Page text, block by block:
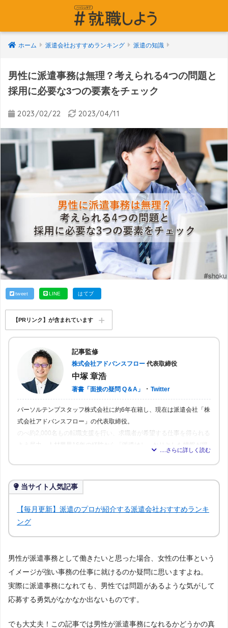
ホーム 派遣会社おすすめランキング 派遣の知識
男性に派遣事務は無理？考えられる4つの問題と
採用に必要な3つの要素をチェック
2023/02/22 2023/04/11
tweet LINE はてブ
【PRリンク】が含まれています
記事監修
株式会社アドバンスフロー 代表取締役
中塚 章浩
著書「面接の疑問 Q＆A」 ・ Twitter
パーソルテンプスタッフ株式会社に約6年在籍し、現在は派遣会社「株
式会社アドバンスフロー」の代表取締役。
のべ約2,000名もの転職支援を行い、求職者が希望する仕事を得られる
当サイト人気記事
【毎月更新】派遣のプロが紹介する派遣会社おすすめランキ
ング
男性が派遣事務として働きたいと思った場合、女性の仕事という
イメージが強い事務の仕事に就けるのか疑問に思いますよね。
実際に派遣事務になれても、男性では問題があるような気がして
応募する勇気がなかなか出ないものです。
でも大丈夫！この記事では男性が派遣事務になれるかどうかの真